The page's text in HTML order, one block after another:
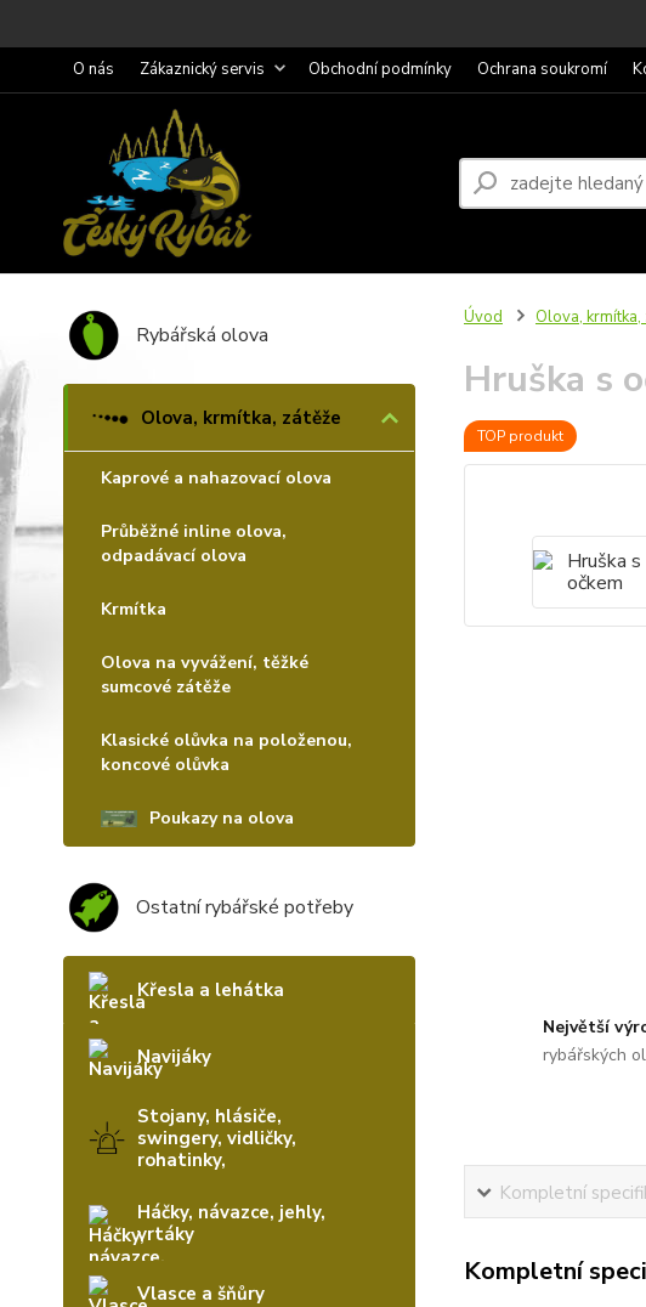
O nás Zákaznický servis Obchodní podmínky Ochrana soukromí
Rybářská olova
Olova, krmítka, zátěže
Kaprové a nahazovací olova
Průběžné inline olova,
odpadávací olova
Krmítka
Olova na vyvážení, těžké
sumcové zátěže
Klasické olůvka na položenou,
koncové olůvka
Poukazy na olova
Ostatní rybářské potřeby
Křesla a lehátka
Navijáky
Stojany, hlásiče,
swingery, vidličky,
rohatinky,
Háčky, návazce, jehly,
vrtáky
Vlasce a šňůry
Úvod Olova, krmítka,
Hruška s
TOP produkt
Největší
rybářských
Kompletní
Kompletní